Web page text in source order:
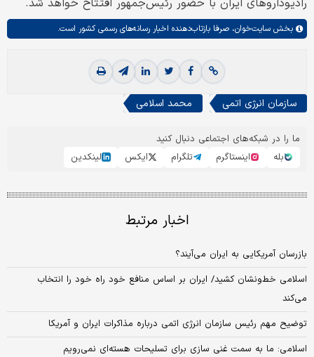
بخش سایت‌خوان، صرفا بازتاب‌دهنده اخبار رسانه‌های رسمی کشور است.
سازمان انرژی اتمی محمد اسلامی
ما را در شبکه‌های اجتماعی دنبال کنید
بله
اینستاگرم تلگرام ایکس لینکدین
اخبار مرتبط
بازرسان آمریکایی به ایران می‌آیند؟
اسلامی خط‌ونشان کشید/ ایران بر اساس منافع خود راه خود را انتخاب
می‌کند
توضیح مهم رئیس سازمان انرژی اتمی درباره مذاکرات ایران و آمریکا
اسلامی: ما به سمت غنی سازی برای تسلیحات هسته‌ای نمی‌رویم